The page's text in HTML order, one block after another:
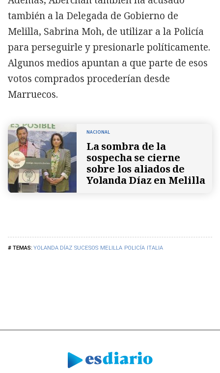
YOLANDA DÍAZ SUCESOS MELILLA POLICÍA ITALIA
también a la Delegada de Gobierno de
Melilla, Sabrina Moh, de utilizar a la Policía
para perseguirle y presionarle políticamente.
Algunos medios apuntan a que parte de esos
votos comprados procederían desde
Marruecos.
NACIONAL
La sombra de la
sospecha se cierne
sobre los aliados de
Yolanda Díaz en Melilla